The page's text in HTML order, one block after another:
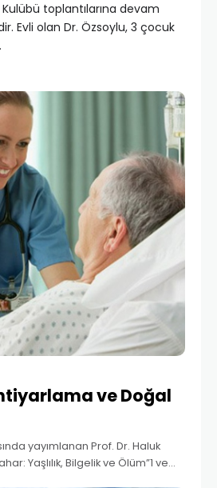
toplantılarına devam
Evli olan Dr. Özsoylu, 3 çocuk
ve Doğal
yayımlanan Prof. Dr. Haluk
Yaşlılık, Bilgelik ve Ölüm”1 ve